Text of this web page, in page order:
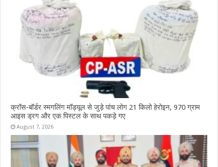
क्रॉस-बॉर्डर स्मगलिंग मॉड्यूल से जुड़े पांच लोग 21 किलो हेरोइन, 970 ग्राम
आइस ड्रग और एक पिस्टल के साथ पकड़े गए
August 7, 2026